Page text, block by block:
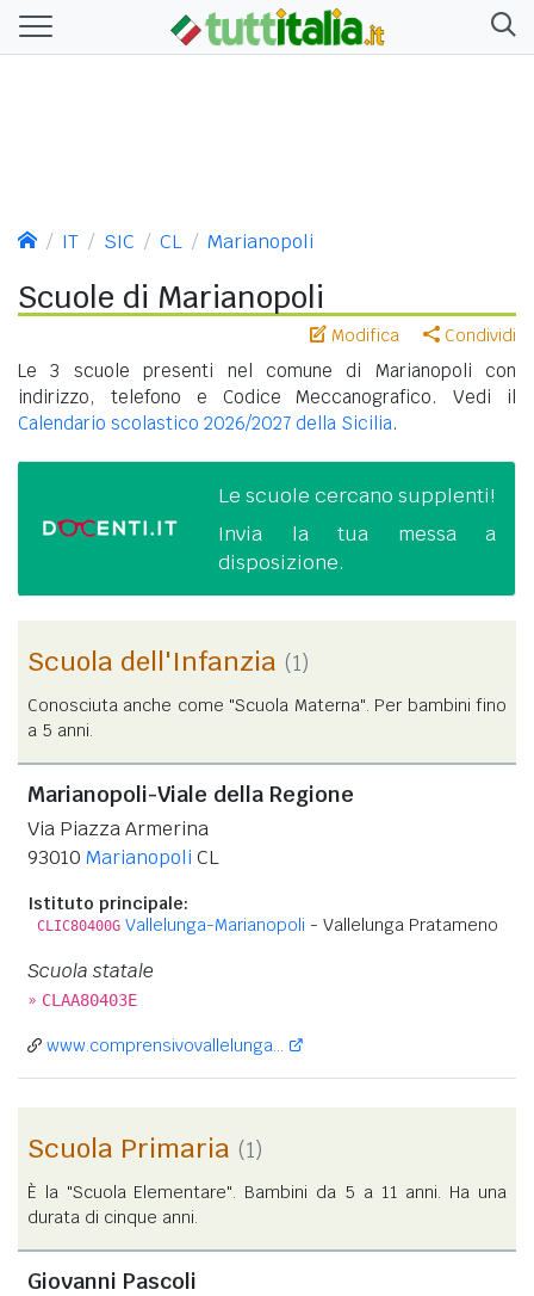
IT SIC CL Marianopoli
Scuole di Marianopoli
Modifica Condividi
Le 3 scuole presenti nel comune di Marianopoli con
indirizzo, telefono e Codice Meccanografico. Vedi il
Calendario scolastico 2026/2027 della Sicilia.
Le scuole cercano supplenti!
Invia la tua messa a
disposizione.
Scuola dell'Infanzia (1)
Conosciuta anche come "Scuola Materna". Per bambini fino
a 5 anni.
Marianopoli-Viale della Regione
Via Piazza Armerina
93010 Marianopoli CL
Istituto principale:
CLIC80400G Vallelunga-Marianopoli - Vallelunga Pratameno
Scuola statale
» CLAA80403E
www.comprensivovallelunga...
Scuola Primaria (1)
È la "Scuola Elementare". Bambini da 5 a 11 anni. Ha una
durata di cinque anni.
Giovanni Pascoli